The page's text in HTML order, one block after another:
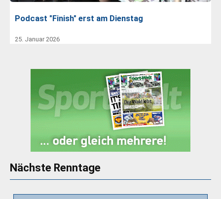
Podcast "Finish" erst am Dienstag
25. Januar 2026
Nächste Renntage